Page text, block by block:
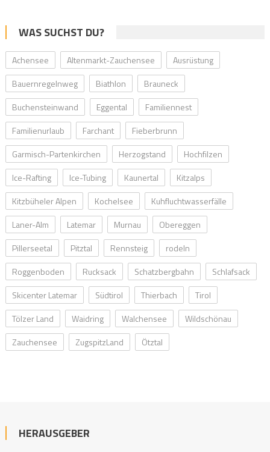
WAS SUCHST DU?
Achensee Altenmarkt-Zauchensee
Ausrüstung
Bauernregelnweg
Biathlon
Brauneck
Buchensteinwand
Eggental
Familiennest
Familienurlaub
Farchant
Fieberbrunn
Garmisch-Partenkirchen
Herzogstand
Hochfilzen
Ice-Rafting
Ice-Tubing Kaunertal
Kitzalps
Kitzbüheler Alpen
Kochelsee
Kuhfluchtwasserfälle
Laner-Alm
Latemar Murnau
Obereggen
Pillerseetal
Pitztal Rennsteig
rodeln
Roggenboden
Rucksack Schatzbergbahn
Schlafsack
Skicenter Latemar
Südtirol Thierbach
Tirol
Tölzer Land
Waidring Walchensee
Wildschönau
Zauchensee
ZugspitzLand Ötztal
HERAUSGEBER